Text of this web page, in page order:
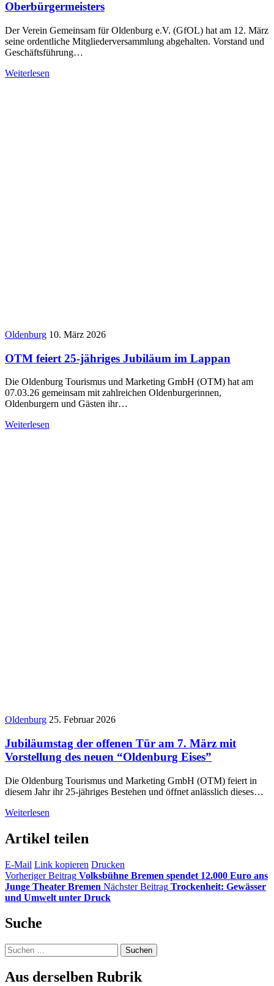
Oberbürgermeisters
Der Verein Gemeinsam für Oldenburg e.V. (GfOL) hat am 12. März
seine ordentliche Mitgliederversammlung abgehalten. Vorstand und
Geschäftsführung…
Weiterlesen
Oldenburg 10. März 2026
OTM feiert 25-jähriges Jubiläum im Lappan
Die Oldenburg Tourismus und Marketing GmbH (OTM) hat am
07.03.26 gemeinsam mit zahlreichen Oldenburgerinnen,
Oldenburgern und Gästen ihr…
Weiterlesen
Oldenburg 25. Februar 2026
Jubiläumstag der offenen Tür am 7. März mit
Vorstellung des neuen “Oldenburg Eises”
Die Oldenburg Tourismus und Marketing GmbH (OTM) feiert in
diesem Jahr ihr 25-jähriges Bestehen und öffnet anlässlich dieses…
Weiterlesen
Artikel teilen
E-Mail Link kopieren Drucken
Vorheriger Beitrag Volksbühne Bremen spendet 12.000 Euro ans
Junge Theater Bremen Nächster Beitrag Trockenheit: Gewässer
und Umwelt unter Druck
Suche
Suchen
nach:
Aus derselben Rubrik